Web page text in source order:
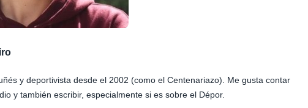
y deportivista desde el 2002 (como el Centenariazo). Me gusta contar
y también escribir, especialmente si es sobre el Dépor.